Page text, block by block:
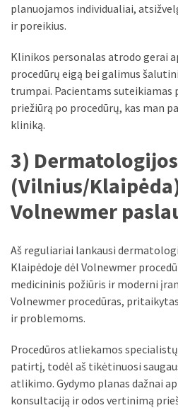
(6)planuojamos individualiai,
ir poreikius.
Klinikos personalas atrodo gerai
procedūrų eigą bei galimus
trumpai. Pacientams suteikiamas
priežiūrą po procedūrų, kas man
kliniką.
3)
(Vilnius/
Volnewmer
Aš reguliariai lankausi
Klaipėdoje dėl Volnewmer
medicininis požiūris ir moderni
Volnewmer procedūras,
ir problemoms.
Procedūros atliekamos
patirtį, todėl aš tikėtinuosi
atlikimo. Gydymo planas dažnai
konsultaciją ir odos vertinimą